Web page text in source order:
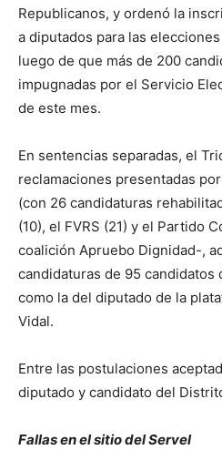
Republicanos, y ordenó la
a diputados para las
luego de que más de 200
impugnadas por el Servicio
de este mes.
En sentencias separadas, el
reclamaciones presentadas
(con 26 candidaturas
(10), el FVRS (21) y el Partido
coalición Apruebo Dignidad-,
candidaturas de 95 candidatos
como la del diputado de la
Vidal.
Entre las postulaciones
diputado y candidato del
Fallas en el sitio del Servel